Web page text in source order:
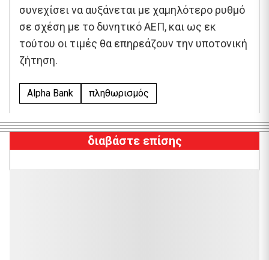
συνεχίσει να αυξάνεται με χαμηλότερο ρυθμό
σε σχέση με το δυνητικό ΑΕΠ, και ως εκ
τούτου οι τιμές θα επηρεάζουν την υποτονική
ζήτηση.
Alpha Bank πληθωρισμός
διαβάστε επίσης